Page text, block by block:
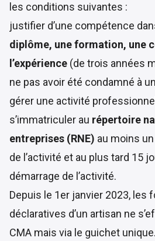
les conditions suivantes :
justifier d’une compétence
diplôme, une formation, une
l’expérience (de trois années
ne pas avoir été condamné à
gérer une activité
s’immatriculer au répertoire
entreprises (RNE) au moins
de l’activité et au plus tard 15
démarrage de l’activité.
Depuis le 1er janvier 2023, les
déclaratives d’un artisan ne
CMA mais via le guichet unique.